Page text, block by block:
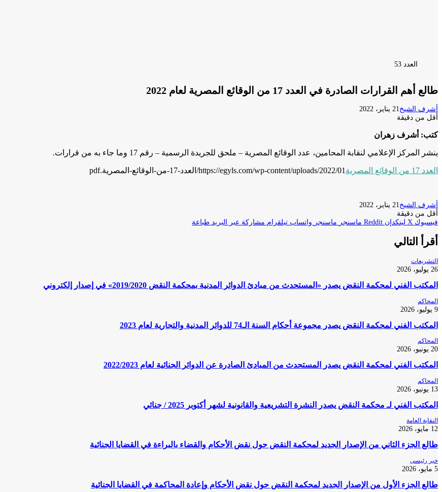
العدد 53
طالع أهم القرارات الصادرة في العدد 17 من الوقائع المصرية لعام 2022
أشرف الشيخ21 يناير، 2022
أقل من دقيقة
كتب: أشرف زهران
ينشر المركز الإعلامي لنقابة المحامين، عدد الوقائع المصرية – ملحق للجريدة الرسمية – رقم 17 وما جاء به من قرارات.
العدد 17 من الوقائع المصرية https://egyls.com/wp-content/uploads/2022/01/العدد-17-من-الوقائع-المصرية.pdf
أشرف الشيخ21 يناير، 2022
أقل من دقيقة
فيسبوك ‫X لينكدإن ماسنجر ماسنجر واتساب تيلقرام مشاركة عبر البريد طباعة
أقرأ التالي
التشريعات
26 يوليو، 2026
المكتب الفني لمحكمة النقض يصدر «المستحدث من مبادئ الدوائر المدنية بمحكمة النقض 2019/2020» في إصدار إلكتروني
المحاكم
9 يوليو، 2026
المكتب الفني لمحكمة النقض يصدر مجموعة أحكام السنة الـ74 للدوائر المدنية والتجارية لعام 2023
المحاكم
20 يونيو، 2026
المكتب الفني لمحكمة النقض يصدر المستحدث من المبادئ الصادرة عن الدوائر الجنائية لعام 2022/2023
المحاكم
13 يونيو، 2026
المكتب الفني لـ محكمة النقض يصدر النشرة التشريعية والقانونية لشهر أكتوبر 2025 / جنائي
النقابة العامة
12 مايو، 2026
طالع الجزء الثاني من الإصدار الجديد لمحكمة النقض حول نقض الأحكام والقضاء بالبراءة في القضايا الجنائية
خبر رئيسى
5 مايو، 2026
طالع الجزء الأول من الإصدار الجديد لمحكمة النقض حول نقض الأحكام وإعادة المحاكمة في القضايا الجنائية